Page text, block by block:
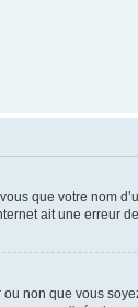
que votre nom
ait une erreur
non que vous